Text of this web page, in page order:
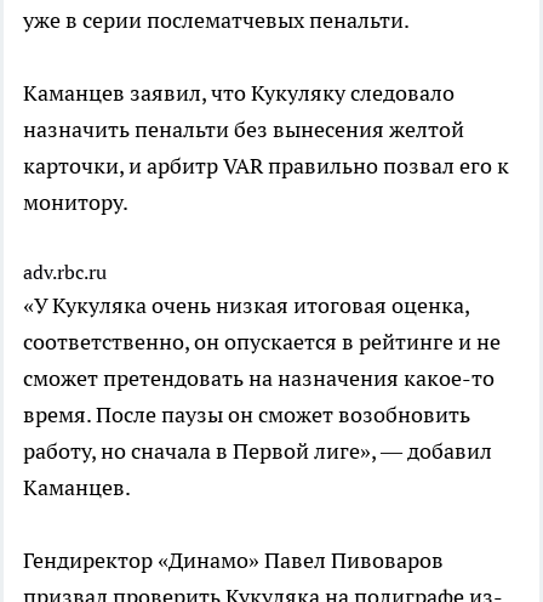
уже в серии послематчевых пенальти.
Каманцев заявил, что Кукуляку следовало
назначить пенальти без вынесения желтой
карточки, и арбитр VAR правильно позвал его к
монитору.
adv.rbc.ru
«У Кукуляка очень низкая итоговая оценка,
соответственно, он опускается в рейтинге и не
сможет претендовать на назначения какое-то
время. После паузы он сможет возобновить
работу, но сначала в Первой лиге», — добавил
Каманцев.
Гендиректор «Динамо» Павел Пивоваров